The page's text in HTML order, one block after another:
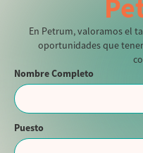
En Petrum, valoramos el
oportunidades que
Nombre Completo
Puesto